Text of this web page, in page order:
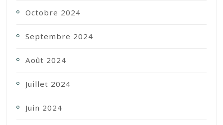
Octobre 2024
Septembre 2024
Août 2024
Juillet 2024
Juin 2024